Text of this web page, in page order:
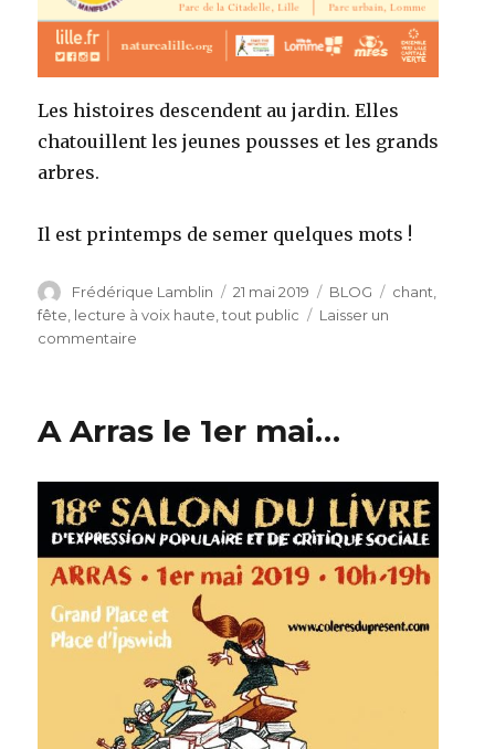
Les histoires descendent au jardin. Elles
chatouillent les jeunes pousses et les grands
arbres.
Il est printemps de semer quelques mots !
Auteur
Frédérique Lamblin
Publié
le
21 mai 2019 Catégories
BLOG Étiquettes
chant,
fête, lecture à voix haute,tout public
Laisser un
commentaire
nature
A Arras le 1er mai…